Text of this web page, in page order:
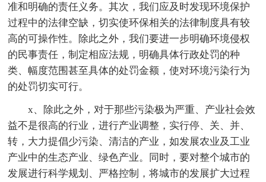
准和明确的责任义务。其次，我们应及时发现环境保护
过程中的法律空缺，切实使环保相关的法律制度具有较
高的可操作性。除此之外，我们要进一步明确环境侵权
的民事责任，制定相应法规，明确具体行政处罚的种
类、幅度范围甚至具体的处罚金额，使对环境污染行为
的处罚切实可行。
x、除此之外，对于那些污染极为严重、产业社会效
益不是很高的行业，进行产业调整，实行停、关、并、
转，大力提倡少污染、清洁的产业，如发展农业及工业
产业中的生态产业、绿色产业。同时，要对整个城市的
发展进行科学规划、严格控制，将城市的发展扩大过程